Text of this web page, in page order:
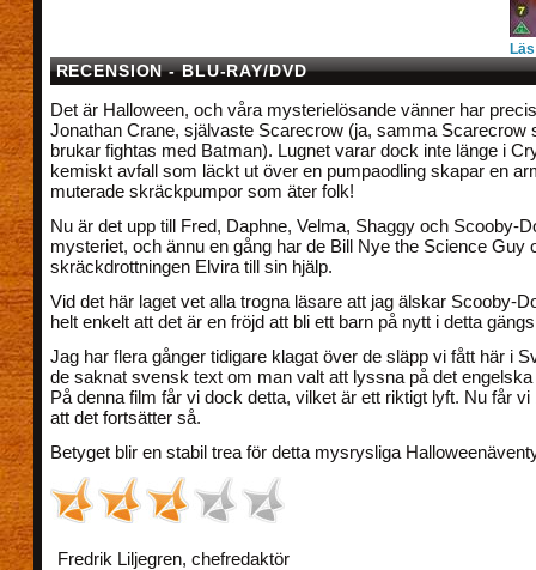
RECENSION - BLU-RAY/DVD
Det är Halloween, och våra mysterielösande vänner har
Jonathan Crane, självaste Scarecrow (ja, samma Scarecrow
brukar fightas med Batman). Lugnet varar dock inte länge i
kemiskt avfall som läckt ut över en pumpaodling skapar en
muterade skräckpumpor som äter folk!
Nu är det upp till Fred, Daphne, Velma, Shaggy och Scooby-
mysteriet, och ännu en gång har de Bill Nye the Science Guy
skräckdrottningen Elvira till sin hjälp.
Vid det här laget vet alla trogna läsare att jag älskar Scooby-
helt enkelt att det är en fröjd att bli ett barn på nytt i detta
Jag har flera gånger tidigare klagat över de släpp vi fått här i
de saknat svensk text om man valt att lyssna på det engelska
På denna film får vi dock detta, vilket är ett riktigt lyft. Nu får vi
att det fortsätter så.
Betyget blir en stabil trea för detta mysrysliga
Fredrik Liljegren, chefredaktör